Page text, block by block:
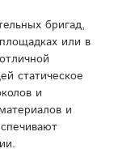
бригад,
или в
статическое
и
и